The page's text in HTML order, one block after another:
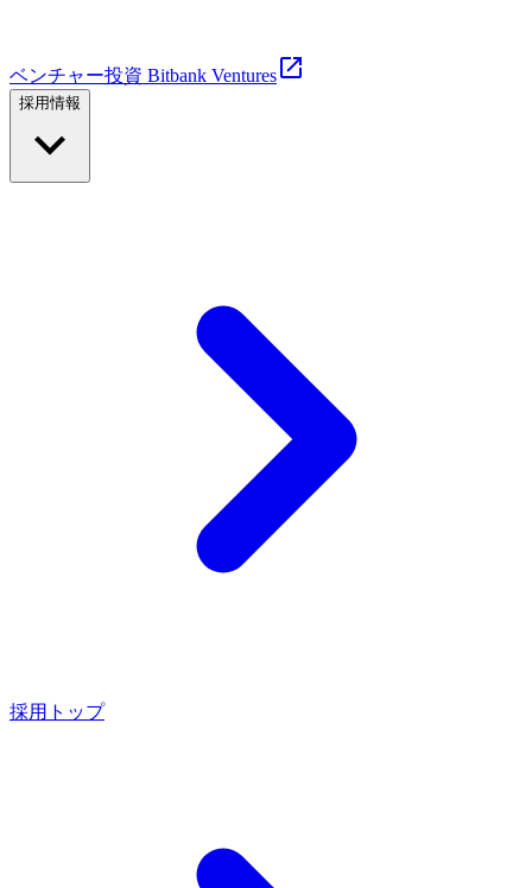
ベンチャー投資 Bitbank Ventures
採用情報
採用トップ